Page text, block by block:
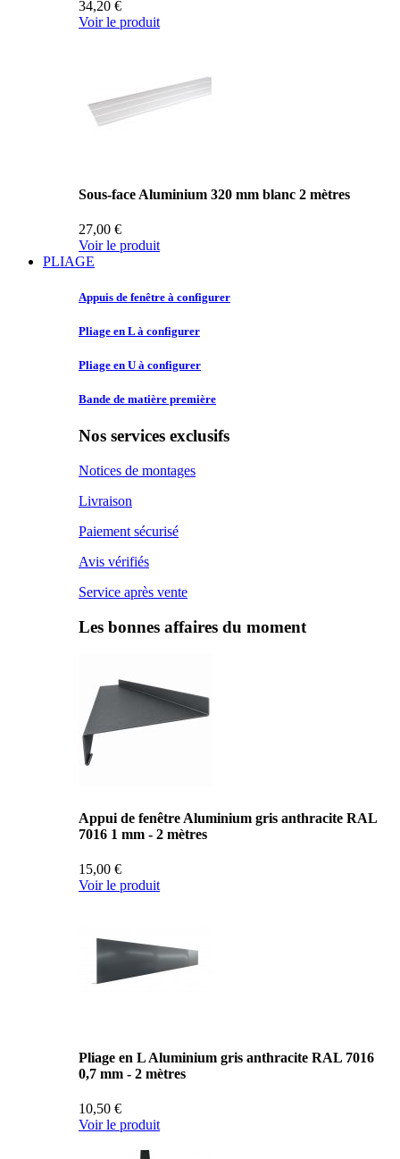
34,20 €
Voir le produit
Sous-face Aluminium 320 mm blanc 2 mètres
27,00 €
Voir le produit
PLIAGE
Appuis de fenêtre à configurer
Pliage en L à configurer
Pliage en U à configurer
Bande de matière première
Nos services exclusifs
Notices de montages
Livraison
Paiement sécurisé
Avis vérifiés
Service après vente
Les bonnes affaires du moment
Appui de fenêtre Aluminium gris anthracite RAL
7016 1 mm - 2 mètres
15,00 €
Voir le produit
Pliage en L Aluminium gris anthracite RAL 7016
0,7 mm - 2 mètres
10,50 €
Voir le produit